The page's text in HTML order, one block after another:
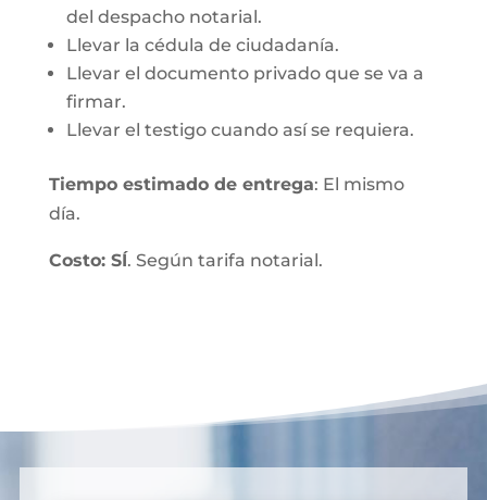
del despacho notarial.
Llevar la cédula de ciudadanía.
Llevar el documento privado que se va a
firmar.
Llevar el testigo cuando así se requiera.
Tiempo estimado de entrega: El mismo
día.
Costo: SÍ. Según tarifa notarial.